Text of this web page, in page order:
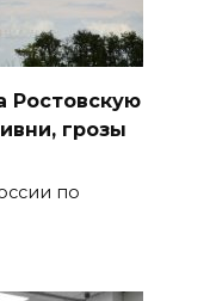
и
Ростовскую
грозы
по